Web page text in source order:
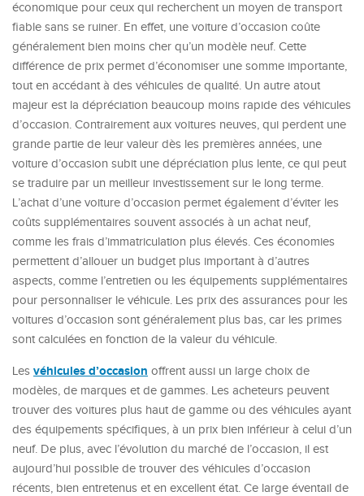
économique pour ceux qui recherchent un moyen de transport
fiable sans se ruiner. En effet, une voiture d’occasion coûte
généralement bien moins cher qu’un modèle neuf. Cette
différence de prix permet d’économiser une somme importante,
tout en accédant à des véhicules de qualité. Un autre atout
majeur est la dépréciation beaucoup moins rapide des véhicules
d’occasion. Contrairement aux voitures neuves, qui perdent une
grande partie de leur valeur dès les premières années, une
voiture d’occasion subit une dépréciation plus lente, ce qui peut
se traduire par un meilleur investissement sur le long terme.
L’achat d’une voiture d’occasion permet également d’éviter les
coûts supplémentaires souvent associés à un achat neuf,
comme les frais d’immatriculation plus élevés. Ces économies
permettent d’allouer un budget plus important à d’autres
aspects, comme l’entretien ou les équipements supplémentaires
pour personnaliser le véhicule. Les prix des assurances pour les
voitures d’occasion sont généralement plus bas, car les primes
sont calculées en fonction de la valeur du véhicule.
Les véhicules d’occasion offrent aussi un large choix de
modèles, de marques et de gammes. Les acheteurs peuvent
trouver des voitures plus haut de gamme ou des véhicules ayant
des équipements spécifiques, à un prix bien inférieur à celui d’un
neuf. De plus, avec l’évolution du marché de l’occasion, il est
aujourd’hui possible de trouver des véhicules d’occasion
récents, bien entretenus et en excellent état. Ce large éventail de